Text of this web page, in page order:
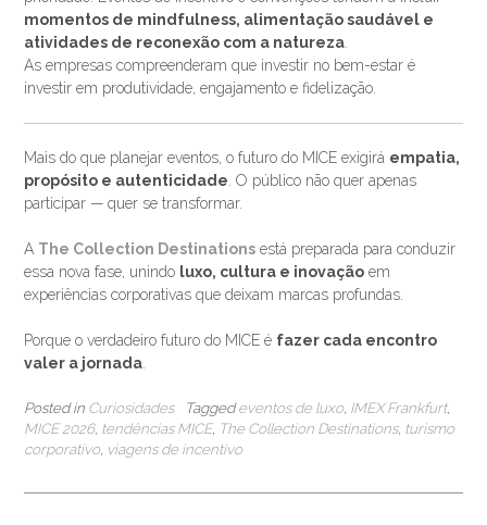
momentos de mindfulness, alimentação saudável e
atividades de reconexão com a natureza
As empresas compreenderam que investir no bem-estar é
investir em produtividade, engajamento e fidelização.
Mais do que planejar eventos, o futuro do MICE exigirá empatia,
propósito e autenticidade . O público não quer apenas
participar — quer se transformar.
A The Collection Destinations está preparada para conduzir
essa nova fase, unindo luxo, cultura e inovação em
experiências corporativas que deixam marcas profundas.
Porque o verdadeiro futuro do MICE é fazer cada encontro
valer a jornada
Posted in Curiosidades Taggedeventos de luxo, IMEX Frankfurt,
MICE 2026, tendências MICE, The Collection Destinations, turismo
corporativo, viagens de incentivo